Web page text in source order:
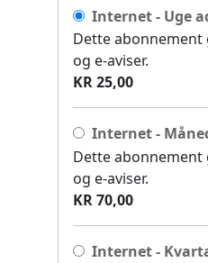
Internet - Uge
Dette
og e-aviser.
KR 25,00
Internet -
Dette
og e-aviser.
KR 70,00
Internet -